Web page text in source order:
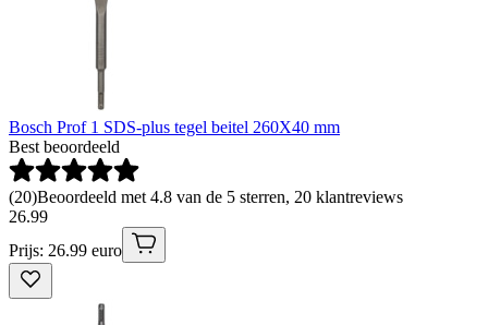
Bosch Prof 1 SDS-plus tegel beitel 260X40 mm
Best beoordeeld
(20)Beoordeeld met 4.8 van de 5 sterren, 20 klantreviews
26.99
Prijs: 26.99 euro